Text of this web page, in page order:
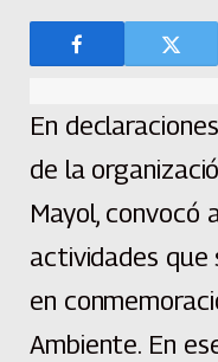
En
de la
Mayol, convocó
actividades
en
Ambiente. En